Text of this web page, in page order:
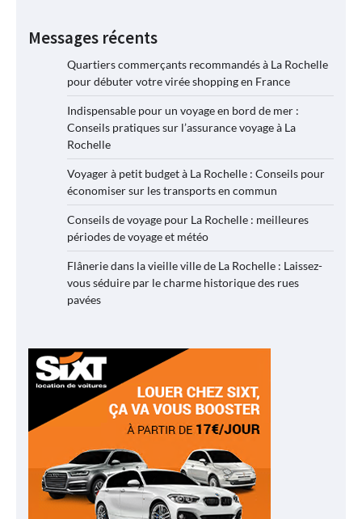
Messages récents
Quartiers commerçants recommandés à La Rochelle
pour débuter votre virée shopping en France
Indispensable pour un voyage en bord de mer :
Conseils pratiques sur l’assurance voyage à La
Rochelle
Voyager à petit budget à La Rochelle : Conseils pour
économiser sur les transports en commun
Conseils de voyage pour La Rochelle : meilleures
périodes de voyage et météo
Flânerie dans la vieille ville de La Rochelle : Laissez-
vous séduire par le charme historique des rues
pavées